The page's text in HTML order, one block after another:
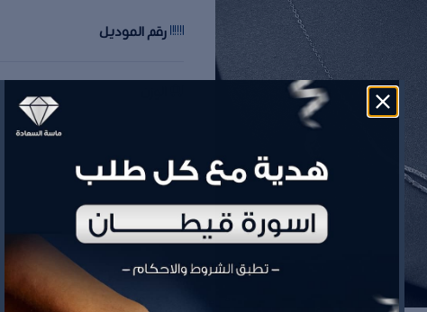
رقم الموديل
السعر